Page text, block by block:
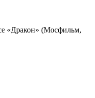
«Дракон» (Мосфильм,